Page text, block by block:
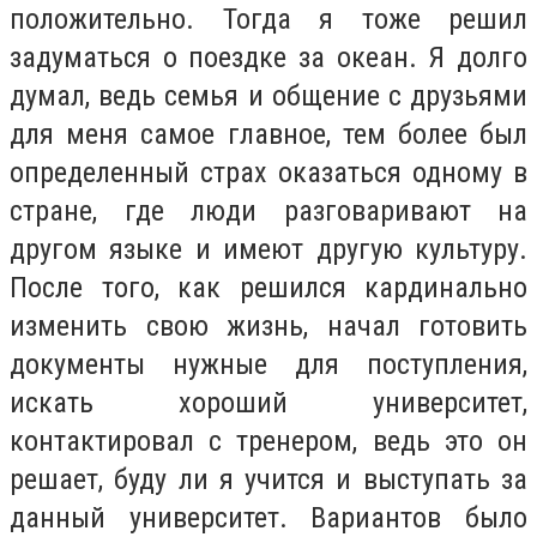
положительно. Тогда я тоже решил
задуматься о поездке за океан. Я долго
думал, ведь семья и общение с друзьями
для меня самое главное, тем более был
определенный страх оказаться одному в
стране, где люди разговаривают на
другом языке и имеют другую культуру.
После того, как решился кардинально
изменить свою жизнь, начал готовить
документы нужные для поступления,
искать хороший университет,
контактировал с тренером, ведь это он
решает, буду ли я учится и выступать за
данный университет. Вариантов было